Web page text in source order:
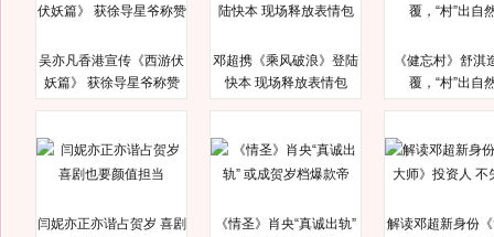
吴亦凡香港宣传《西游伏
妖篇》 获徐导星爷称赞
邓超携《乘风破浪》登陆
快本 现场释放表情包
《健忘村》舒淇
覆，“村”出自
闫妮亦正亦谐占贺岁 喜剧
《情圣》肖央“真诚出轨”
解读邓超新身份